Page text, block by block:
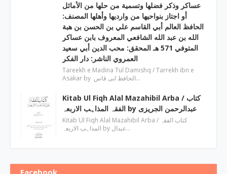
عساكر وذكر فضلها وتسمية من حلها من الأماثل
أو اجتاز بنواحيها من وارديها وأهلها المصنف:
الحافظ العالم أبي القاسم علي بن الحسن بن هبة
الله بن عبد الله الشافعي المعروف بابن عساكر
المتوفي 571 هـ المحقق: محب الدين أبي سعيد
العمروي الناشر: دار الفكر
Tareekh e Madina Tul Damishq / Tarrekh ibn e
Asakar by الحافظ ابی قاس…
Kitab Ul Fiqh Alal Mazahibil Arba / کتاب
الفقہ المذاہب الاربعہ by عبدالرحمن الجریزی
Kitab Ul Fiqh Alal Mazahibil Arba / کتاب الفقہ
المذاہب الاربعہ by عبدال…
Facebook